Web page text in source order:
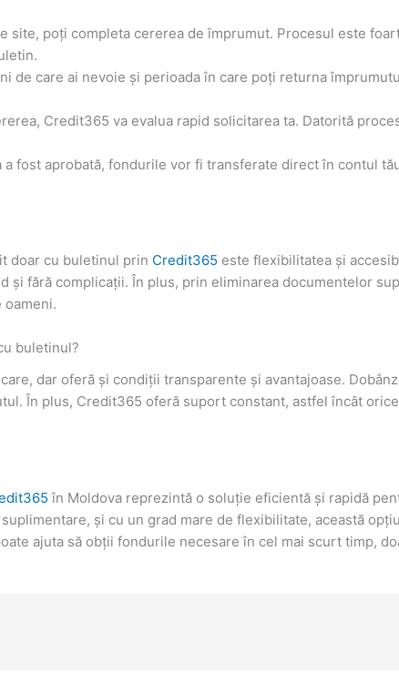
site, poți completa cererea de împrumut. Procesul este
de care ai nevoie și perioada în care poți returna
Credit365 va evalua rapid solicitarea ta. Datorită
a fost aprobată, fondurile vor fi transferate direct în contul
doar cu buletinul prin Credit365 este flexibilitatea și
și fără complicații. În plus, prin eliminarea documentelor
oameni.
buletinul?
dar oferă și condiții transparente și avantajoase.
În plus, Credit365 oferă suport constant, astfel încât
în Moldova reprezintă o soluție eficientă și rapidă
și cu un grad mare de flexibilitate, această
ajuta să obții fondurile necesare în cel mai scurt timp,